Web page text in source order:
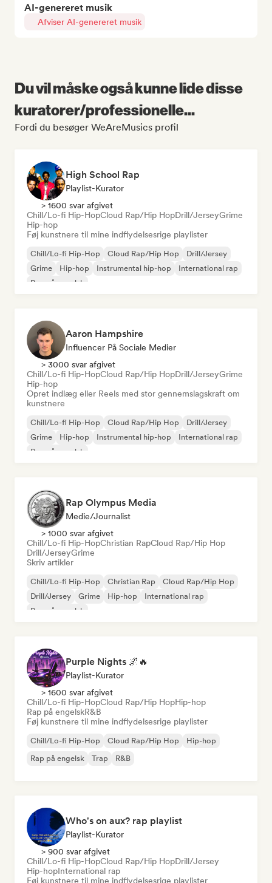
AI-genereret musik
Afviser AI-genereret musik
Du vil måske også kunne lide disse
kuratorer/professionelle...
Fordi du besøger WeAreMusics profil
High School Rap
Playlist-Kurator
> 1600 svar afgivet
Chill/Lo-fi Hip-HopCloud Rap/Hip HopDrill/JerseyGrime
Hip-hop
Føj kunstnere til mine indflydelsesrige playlister
Chill/Lo-fi Hip-Hop Cloud Rap/Hip Hop
Drill/Jersey
Grime
Hip-hop Instrumental hip-hop
International rap
Rap på engelsk
Aaron Hampshire
Influencer På Sociale Medier
> 3000 svar afgivet
Chill/Lo-fi Hip-HopCloud Rap/Hip HopDrill/JerseyGrime
Hip-hop
Opret indlæg eller Reels med stor gennemslagskraft om
kunstnere
Chill/Lo-fi Hip-Hop Cloud Rap/Hip Hop
Drill/Jersey
Grime
Hip-hop Instrumental hip-hop
International rap
Rap på engelsk
Rap Olympus Media
Medie/journalist
> 1000 svar afgivet
Chill/Lo-fi Hip-HopChristian RapCloud Rap/Hip Hop
Drill/JerseyGrime
Skriv artikler
Chill/Lo-fi Hip-Hop Christian Rap
Cloud Rap/Hip Hop
Drill/Jersey
Grime Hip-hop
International rap
Rap på engelsk
Purple Nights 🌌🔥
Playlist-Kurator
> 1600 svar afgivet
Chill/Lo-fi Hip-HopCloud Rap/Hip HopHip-hop
Rap på engelskR&B
Føj kunstnere til mine indflydelsesrige playlister
Chill/Lo-fi Hip-Hop Cloud Rap/Hip Hop
Hip-hop
Rap på engelsk
Trap R&B
Who's on aux? rap playlist
Playlist-Kurator
> 900 svar afgivet
Chill/Lo-fi Hip-HopCloud Rap/Hip HopDrill/Jersey
Hip-hopInternational rap
Føj kunstnere til mine indflydelsesrige playlister